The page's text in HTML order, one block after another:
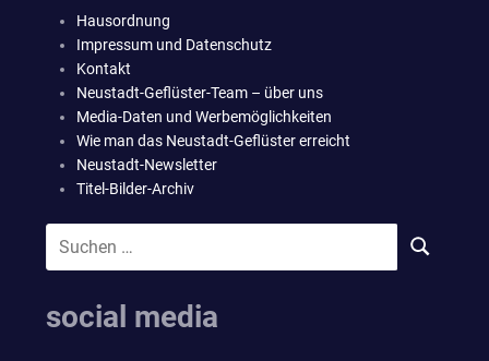
Hausordnung
Impressum und Datenschutz
Kontakt
Neustadt-Geflüster-Team – über uns
Media-Daten und Werbemöglichkeiten
Wie man das Neustadt-Geflüster erreicht
Neustadt-Newsletter
Titel-Bilder-Archiv
SUCHEN
social media